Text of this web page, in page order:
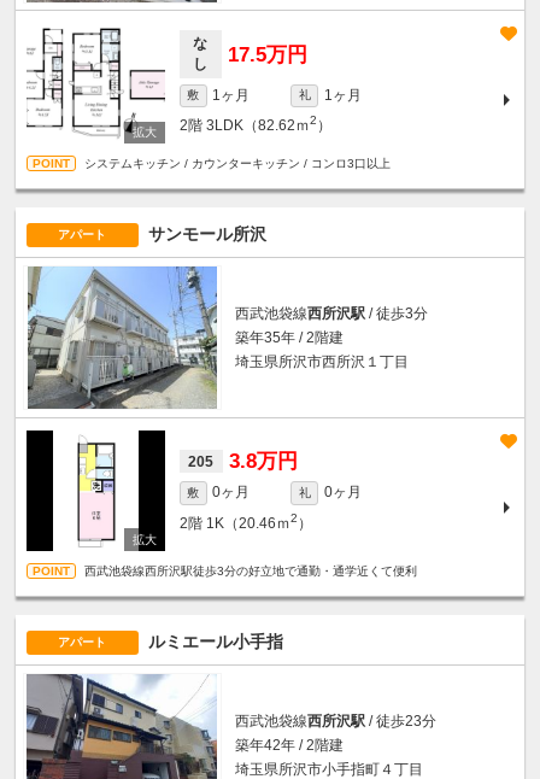
な
し
17.5万円
敷 1ヶ月 礼
1ヶ月
2階 3LDK（82.62ｍ2 ）
システムキッチン / カウンターキッチン / コンロ3口以上
アパート サンモール所沢
西武池袋線西所沢駅 / 徒歩3分
築年35年 / 2階建
埼玉県所沢市西所沢１丁目
205 3.8万円
敷 0ヶ月 礼
0ヶ月
2階 1K（20.46ｍ2 ）
西武池袋線西所沢駅徒歩3分の好立地で通勤・通学近くて便利
アパート ルミエール小手指
西武池袋線西所沢駅 / 徒歩23分
築年42年 / 2階建
埼玉県所沢市小手指町４丁目